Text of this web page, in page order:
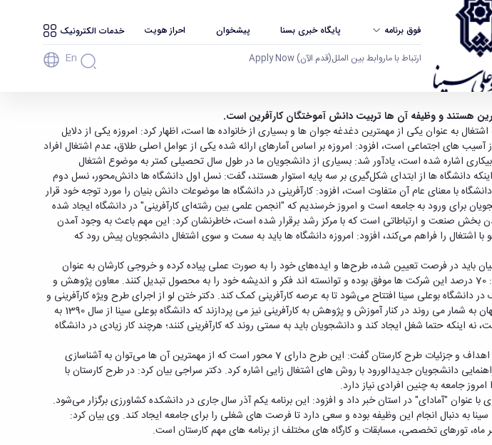
فوق برنامه پایگاه خبری بسنا پیشخوان احراز هویت خدمات الکترونیک
ارتباط با ماروابط بین الملل(قدم الآن) Apply Now En
هستند و وظیفه آن ها تربیت دانش آموختگان کارآفرین است.
به عنوان یکی از مهمترین دغدغه جوان ‌ها و بسیاری از خانواده‌ ها است، اظهار کرد: امروزه یکی از دلایل
‌های اجتماعی است، افزود: امروزه بر اساس آمارهای ارائه شده یکی از عوامل اصلی طلاق، عدم اشتغال افراد
بیکاری اشاره شده است، یادآور شد: بسیاری از دانشجویان ما در طول سال تحصیلی کمتر به موضوع اشتغال
دانشگاه‌ ها از ابتدای شکل‌گیری بر سه پایه استوار هستند، گفت: نسل اول دانشگاه‌ ها دانش‌محور، نسل دوم
با معنای عام آن متفاوت است، افزود: کارآفرینی در دانشگاه‌ ها موضوعات دانش ‌بنیان را مورد توجه خود قرار
برای ورود به جامعه است و امروز خرسندیم که "انجمن علمی بین رشته‌ای کارآفرینی" در دانشگاه ایجاد شده
بخش صنعت و ارتباطاتی است که با مرکز رشد برقرار شده است، خاطرنشان کرد: این مهم باعث به وجود آمدن
اشتغال را فراهم می‌کند، افزود: امروزه دانشگاه‌ ها باید به سمت و سوی اشتغال دانشجویان پیش رود که
در فرصت تعیین شده، طرح‌ها و ایده‌های خود را به صورت عملی پیاده کرده و خروجی کارشان به عنوان
محصول ارائه کنند. وی با بیان اینکه یکی از وظایف دانشگاه‌ های کارآفرین، تبدیل ایده به محصول است، افزود: 70 درصد این شرکت‌ ها موفق بوده‌ و توانسته ‌اند فکر و اندیشه خود را به محصول تبدیل کنند. ﻣﻌﺎﻭﻥ ﭘﮋﻭﻫﺶ ﻭ
بوعلی سینا افتتاح می‌شود تا به عرصه کارآفرینی کمک کند. دکتر ختن ‌لو از اجرای طرح ویژه کارآفرینی و
کسب و کار در دانشگاه با عنوان کارستان خبر داد و افزود: دانشگاه‌ های نسل سوم که مهمترین دانشگاه‌ های جهان به شمار می ‌روند در کنار آموزش و پژوهش به کارآفرینی نیز می ‌پردازند که دانشگاه بوعلی سینا از سال 1390 به
حتما شغل ایجاد کند و دانشجویان باید به سمتی روند که کارآفرینی کنند؛ هرچند کار زیادی در دانشگاه
در این نشست هم چنین دکتر فرهاد سراجی مدیر حمایت و پشتیبانی فرهنگی ﺩﺍﻧﺸﮕﺎﻩ بوعلی سینا، با اشاره به اهداف و جزئیات طرح کارستان گفت: این طرح دارای 7 محور است که از مهمترین آن ‌ها می‌توان به آشناسازی
دانشجویان جدیدالورود با روش‌ های اشتغال‌ زایی اشاره کرد. دکتر سراجی بیان کرد: در طرح کارستان با
عنوان "آمادای" در استان خبر داد و افزود: این برنامه یکم آذر سال جاری در دانشکده کشاورزی برگزار می‌شود.
به دنبال انجام این وظیفه بوده و سعی دارد تا فرصت‌ های شغلی را برای جامعه ایجاد کند. وی بیان کرد:
تورهای تخصصی، مسابقات و کارگاه ‌های مختلف از برنامه ‌های مهم کارستان است.